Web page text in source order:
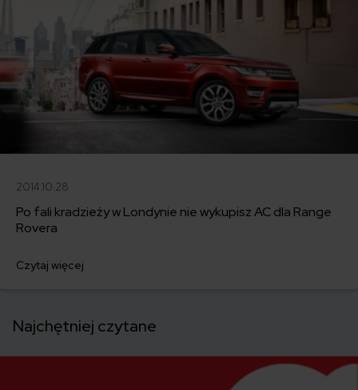
2014.10.28
Po fali kradzieży w Londynie nie wykupisz AC dla Range
Rovera
Czytaj więcej
Najchętniej czytane